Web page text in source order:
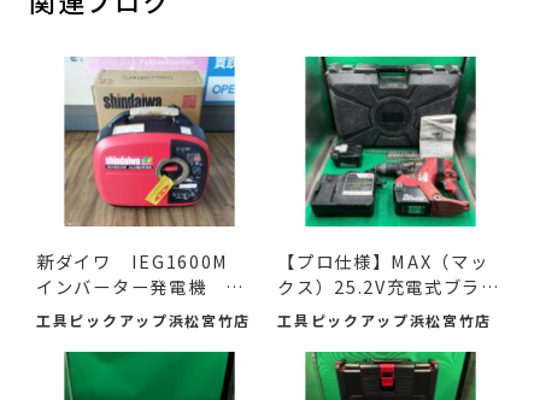
新ダイワ IEG1600M
インバーター発電機 入
荷し...
工具ピックアップ浜松宮竹店
【プロ仕様】MAX（マッ
クス）25.2V充電式ブラシ
レ...
工具ピックアップ浜松宮竹店